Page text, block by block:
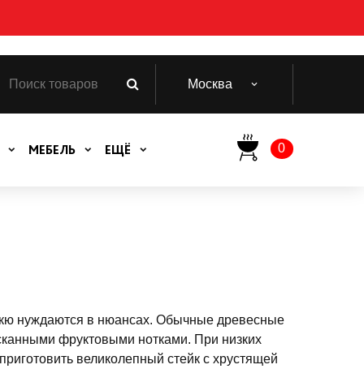
Москва
0
МЕБЕЛЬ ЕЩЁ
нуждаются в нюансах. Обычные древесные
фруктовыми нотками. При низких
великолепный стейк с хрустящей